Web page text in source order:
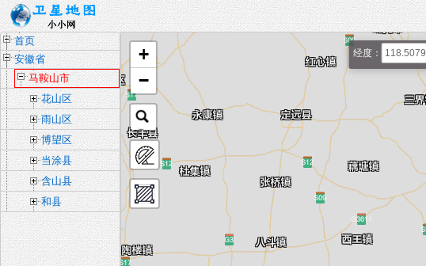
首页
安徽省
马鞍山市
花山区
雨山区
博望区
当涂县
含山县
和县
+
−
经度：